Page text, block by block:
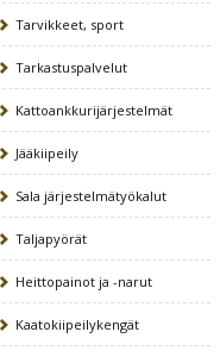
Tarvikkeet, sport
Tarkastuspalvelut
Kattoankkurijärjestelmät
Jääkiipeily
Sala järjestelmätyökalut
Taljapyörät
Heittopainot ja -narut
Kaatokiipeilykengät